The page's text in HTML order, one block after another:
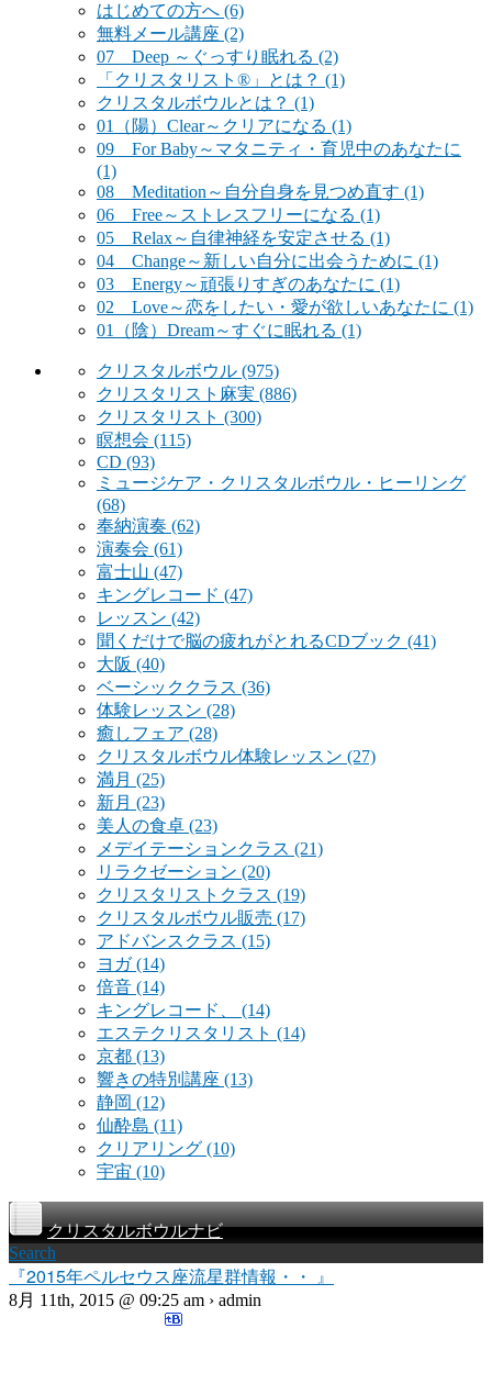
はじめての方へ (6)
無料メール講座 (2)
07 Deep ～ぐっすり眠れる (2)
「クリスタリスト®」とは？ (1)
クリスタルボウルとは？ (1)
01（陽）Clear～クリアになる (1)
09 For Baby～マタニティ・育児中のあなたに
(1)
08 Meditation～自分自身を見つめ直す (1)
06 Free～ストレスフリーになる (1)
05 Relax～自律神経を安定させる (1)
04 Change～新しい自分に出会うために (1)
03 Energy～頑張りすぎのあなたに (1)
02 Love～恋をしたい・愛が欲しいあなたに (1)
01（陰）Dream～すぐに眠れる (1)
クリスタルボウル (975)
クリスタリスト麻実 (886)
クリスタリスト (300)
瞑想会 (115)
CD (93)
ミュージケア・クリスタルボウル・ヒーリング
(68)
奉納演奏 (62)
演奏会 (61)
富士山 (47)
キングレコード (47)
レッスン (42)
聞くだけで脳の疲れがとれるCDブック (41)
大阪 (40)
ベーシッククラス (36)
体験レッスン (28)
癒しフェア (28)
クリスタルボウル体験レッスン (27)
満月 (25)
新月 (23)
美人の食卓 (23)
メデイテーションクラス (21)
リラクゼーション (20)
クリスタリストクラス (19)
クリスタルボウル販売 (17)
アドバンスクラス (15)
ヨガ(14)
倍音 (14)
キングレコード、 (14)
エステクリスタリスト (14)
京都 (13)
響きの特別講座 (13)
静岡 (12)
仙酔島 (11)
クリアリング (10)
宇宙 (10)
クリスタルボウルナビ
Search
『2015年ペルセウス座流星群情報・・ 』
8月 11th, 2015 @ 09:25 am › admin